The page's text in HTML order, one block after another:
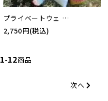
プライベートウェ …
2,750円(税込)
1-12商品
次へ